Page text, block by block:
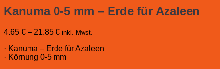
Kanuma 0-5 mm – Erde für Azaleen
4,65 € – 21,85 € inkl. Mwst.
· Kanuma – Erde für Azaleen
· Körnung 0-5 mm